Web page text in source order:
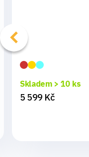
Skladem > 10 ks
5 599 Kč